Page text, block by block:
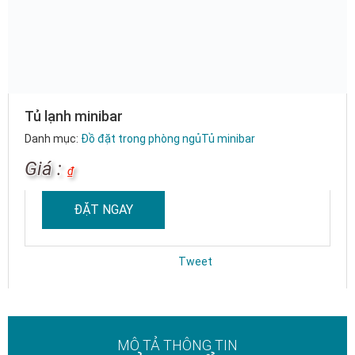
Tủ lạnh minibar
Danh mục: Đồ đặt trong phòng ngủTủ minibar
Giá : ₫
ĐẶT NGAY
Tweet
MÔ TẢ THÔNG TIN